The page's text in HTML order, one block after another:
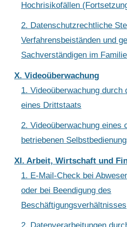
Hochrisikofällen
2. Datenschutzrechtliche
Verfahrensbeiständen und
Sachverständigen im
X. Videoüberwachung
1. Videoüberwachung durch
eines Drittstaats
2. Videoüberwachung eines
betriebenen
XI. Arbeit, Wirtschaft und
1. E-Mail-Check bei
oder bei Beendigung des
Beschäftigungsverhältnisses